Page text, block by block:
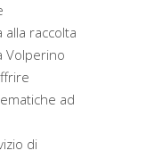
alla raccolta
Volperino
ad
di